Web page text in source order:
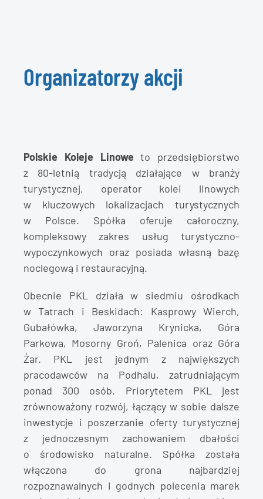
Organizatorzy akcji
Polskie Koleje Linoweto przedsiębiorstwo
z 80-letnią tradycją działające w branży
turystycznej, operator kolei linowych
w kluczowych lokalizacjach turystycznych
w Polsce. Spółka oferuje całoroczny,
kompleksowy zakres usług turystyczno-
wypoczynkowych oraz posiada własną bazę
noclegową i restauracyjną.
Obecnie PKL działa w siedmiu ośrodkach
w Tatrach i Beskidach: Kasprowy Wierch,
Gubałówka, Jaworzyna Krynicka, Góra
Parkowa, Mosorny Groń, Palenica oraz Góra
Żar. PKL jest jednym z największych
pracodawców na Podhalu, zatrudniającym
ponad 300 osób. Priorytetem PKL jest
zrównoważony rozwój, łączący w sobie dalsze
inwestycje i poszerzanie oferty turystycznej
z jednoczesnym zachowaniem dbałości
o środowisko naturalne. Spółka została
włączona do grona najbardziej
rozpoznawalnych i godnych polecenia marek